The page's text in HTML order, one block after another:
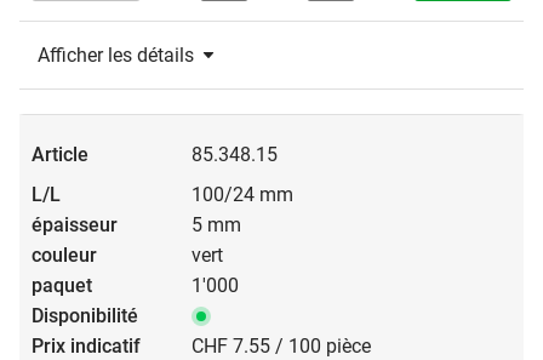
Afficher les détails
85.348.15
100/24 mm
5 mm
vert
1'000
CHF 7.55 / 100 pièce